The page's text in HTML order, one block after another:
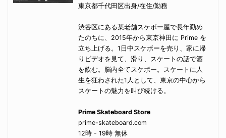
東京都千代田区出身/在住/勤務
渋谷区にある某老舗スケボー屋で長年勤め
たのちに、2015年から東京神田に Prime を
立ち上げる。1日中スケボーを売り、家に帰
りビデオを見て、滑り、スケートの話で酒
を飲む。脳内全てスケボー。スケートに人
生を狂わされた1人として、東京の中心から
スケートの魅力を叫び続ける。
Prime Skateboard Store
prime-skateboard.com
12時 - 19時 無休